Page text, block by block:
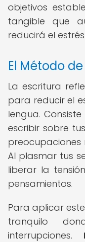
objetivos
tangible que
reducirá el
El Método
La escritura
para reducir el
lengua.
escribir sobre
preocupaciones
Al plasmar tus
liberar la
pensamientos.
Para aplicar
tranquilo
interrupciones.